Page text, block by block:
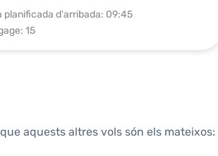
planificada d'arribada: 09:45
15
aquests altres vols són els mateixos: